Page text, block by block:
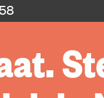
investico.nl